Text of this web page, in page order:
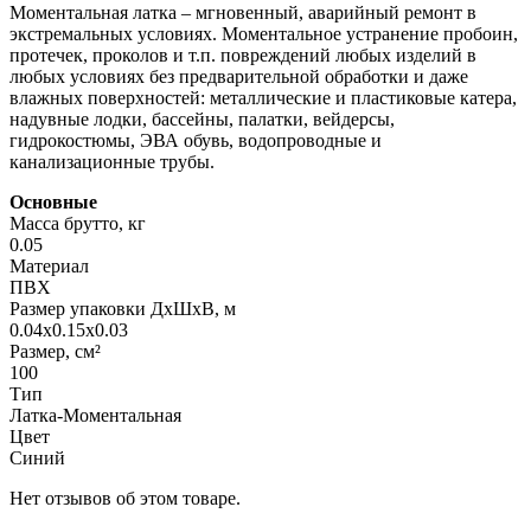
Моментальная латка – мгновенный, аварийный ремонт в
экстремальных условиях. Моментальное устранение пробоин,
протечек, проколов и т.п. повреждений любых изделий в
любых условиях без предварительной обработки и даже
влажных поверхностей: металлические и пластиковые катера,
надувные лодки, бассейны, палатки, вейдерсы,
гидрокостюмы, ЭВА обувь, водопроводные и
канализационные трубы.
Основные
Масса брутто, кг
0.05
Материал
ПВХ
Размер упаковки ДхШхВ, м
0.04x0.15x0.03
Размер, см²
100
Тип
Латка-Моментальная
Цвет
Синий
Нет отзывов об этом товаре.